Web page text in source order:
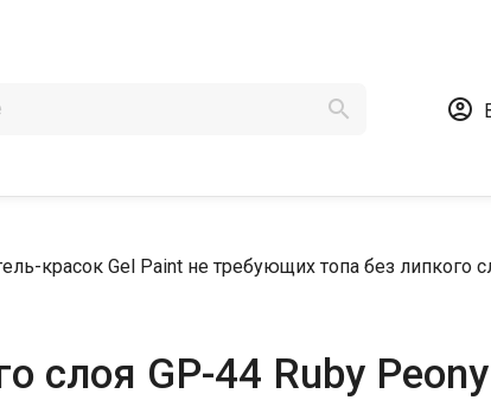
 
красок Gel Paint не требующих топа без липкого
слоя GP-44 Ruby Peony